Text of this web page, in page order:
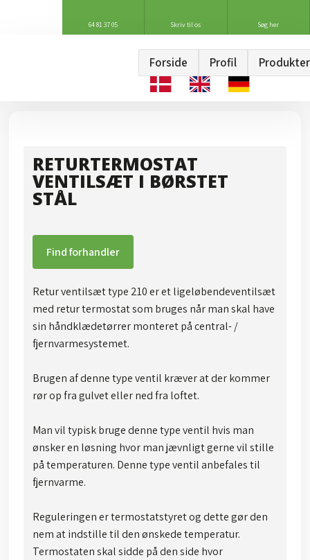
64 81 37 05 Skriv til os Søg her
Forside Profil Produkter
RETURTERMOSTAT
VENTILSÆT I BØRSTET
STÅL
Find forhandler
Retur ventilsæt type 210 er et ligeløbendeventilsæt
med retur termostat som bruges når man skal have
sin håndklædetørrer monteret på central- /
fjernvarmesystemet.
Brugen af denne type ventil kræver at der kommer
rør op fra gulvet eller ned fra loftet.
Man vil typisk bruge denne type ventil hvis man
ønsker en løsning hvor man jævnligt gerne vil stille
på temperaturen. Denne type ventil anbefales til
fjernvarme.
Reguleringen er termostatstyret og dette gør den
nem at indstille til den ønskede temperatur. ​​
Termostaten skal sidde på den side hvor